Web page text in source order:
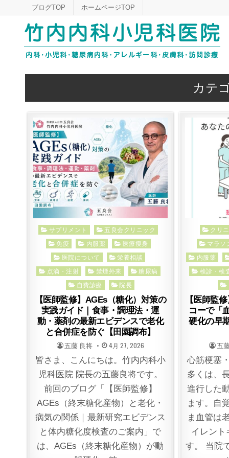
to
ブログTOP ホームページTOP
カテ
Posted
サプリメント
五良会クリニック
免疫
内服薬
医療痩身
医院について
栄養相談
点滴・注射
禁煙外来
糖尿病
自費診療
院長
【医師監修】AGEs（糖化）対策の
実践ガイド｜食事・調理法・運
動・薬剤の最新エビデンスで老化
と合併症を防ぐ【田園調布】
POSTED
BY
五藤 良将 POSTED
ON
4月 27, 2026
皆さま、こんにちは。竹内内科小
児科医院 院長の五藤良将です。
前回のブログ「【医師監修】
AGEs（終末糖化産物）と老化・
病気の関係｜最新研究エビデンス
と体内糖化度検査のご案内」で
は、AGEs（終末糖化産物）が動
Posted
in
クリ
マラソ
内服薬
検診・検
【医師監
コーで「
硬化の早
BY
五
心筋梗塞
多くは、
進行した
ます。自
ま血管は
イレント
す。 当院